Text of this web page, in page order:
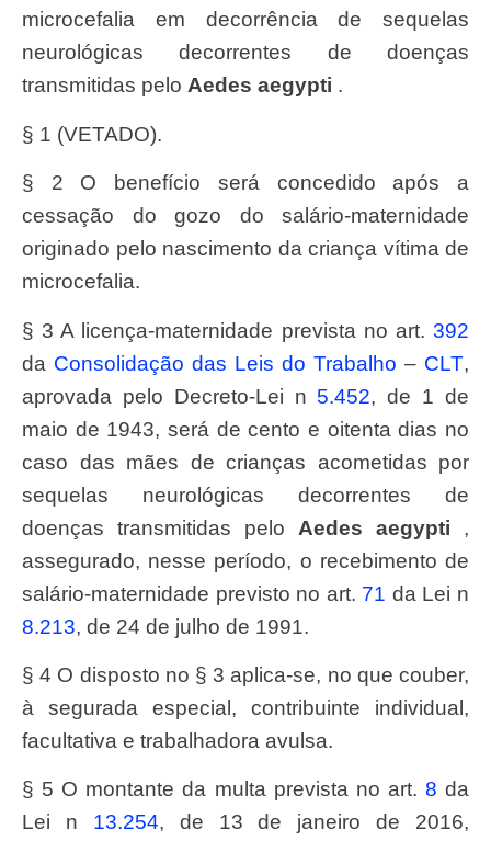
microcefalia em decorrência de sequelas
neurológicas decorrentes de doenças
transmitidas pelo Aedes aegypti .
§ 1 (VETADO).
§ 2 O benefício será concedido após a
cessação do gozo do salário-maternidade
originado pelo nascimento da criança vítima de
microcefalia.
§ 3 A licença-maternidade prevista no art.
392
da Consolidação das Leis do Trabalho – CLT,
aprovada pelo Decreto-Lei n 5.452, de 1 de
maio de 1943, será de cento e oitenta dias no
caso das mães de crianças acometidas por
sequelas neurológicas decorrentes de
doenças transmitidas pelo Aedes aegypti ,
assegurado, nesse período, o recebimento de
salário-maternidade previsto no art. 71 da Lei n
8.213, de 24 de julho de 1991.
§ 4 O disposto no § 3 aplica-se, no que couber,
à segurada especial, contribuinte individual,
facultativa e trabalhadora avulsa.
§ 5 O montante da multa prevista no art. 8 da
Lei n 13.254, de 13 de janeiro de 2016,